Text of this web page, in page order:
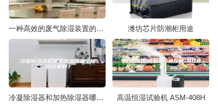
一种高效的废气除湿装置的制作方法 潍坊芯片防潮柜用途
冷凝除湿器和加热除湿器哪个除湿效果好？ 高温恒湿试验机 ASM-408H